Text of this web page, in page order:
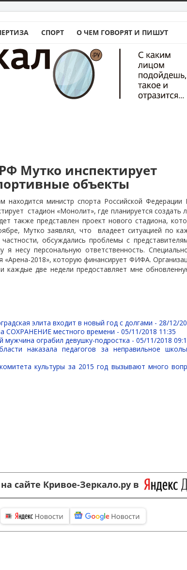
СПОРТ О ЧЕМ ГОВОРЯТ И ПИШУТ
Мутко инспектирует
объекты
находится министр спорта Российской
стадион «Монолит», где планируется создать
также представлен проект нового стадиона,
Мутко заявлял, что
владеет ситуацией по
обсуждались проблемы с
я несу персональную ответственность.
«Арена-2018», которую финансирует ФИФА.
каждые две недели предоставляет мне
элита входит в новый год с долгами - 28/12/
СОХРАНЕНИЕ местного времени -05/11/2018 11:35
мужчина ограбил девушку-подростка -05/11/2018
наказала педагогов за неправильное
культуры за 2015 год вызывают много
сайте Кривое-Зеркало.ру в